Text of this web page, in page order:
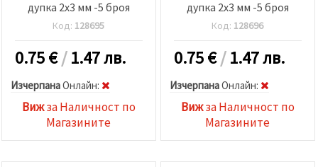
дупка 2x3 мм -5 броя
Код: 128695
0.75€/1.47 лв.
ИзчерпанаOнлайн:
Вижза Наличност по
Магазините
дупка 2x3 мм -5 броя
Код: 128696
0.75€/1.47 лв.
ИзчерпанаOнлайн:
Вижза Наличност по
Магазините